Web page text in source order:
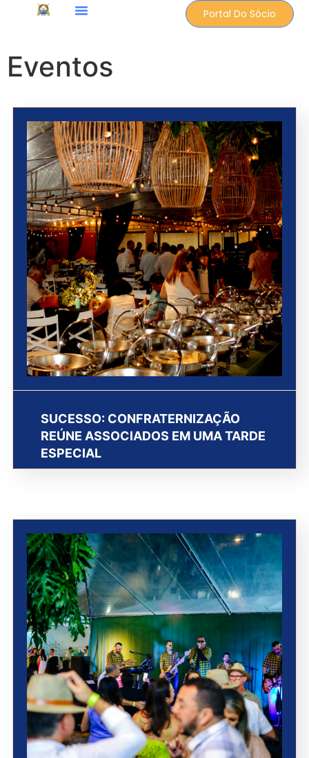
Portal Do Sócio
Eventos
SUCESSO: CONFRATERNIZAÇÃO
REÚNE ASSOCIADOS EM UMA TARDE
ESPECIAL